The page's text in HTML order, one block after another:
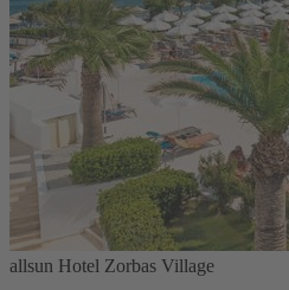
allsun Hotel Zorbas Village